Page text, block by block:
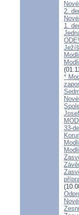
2.
1.
*
33-